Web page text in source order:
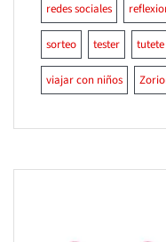
redes sociales
sorteo tester tutete
viajar con niños